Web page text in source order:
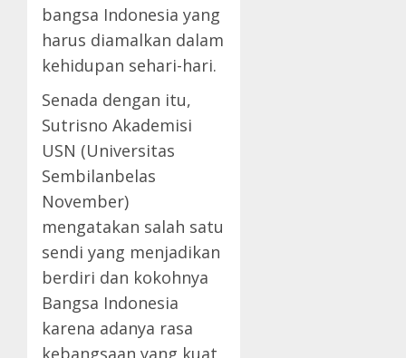
bangsa Indonesia yang
harus diamalkan dalam
kehidupan sehari-hari.
Senada dengan itu,
Sutrisno Akademisi
USN (Universitas
Sembilanbelas
November)
mengatakan salah satu
sendi yang menjadikan
berdiri dan kokohnya
Bangsa Indonesia
karena adanya rasa
kebangsaan yang kuat